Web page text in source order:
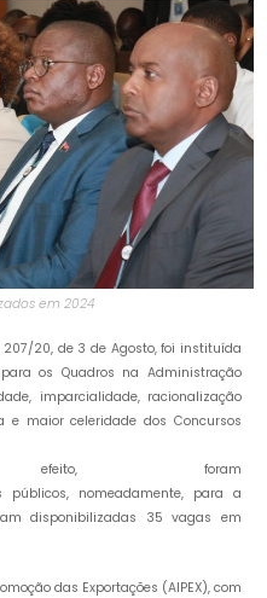
em 2024
207/20, de 3 de Agosto, foi instituída
os Quadros na Administração
imparcialidade, racionalização
e maior celeridade dos Concursos
foram
nomeadamente, para a
disponibilizadas 35 vagas em
das Exportações (AIPEX), com